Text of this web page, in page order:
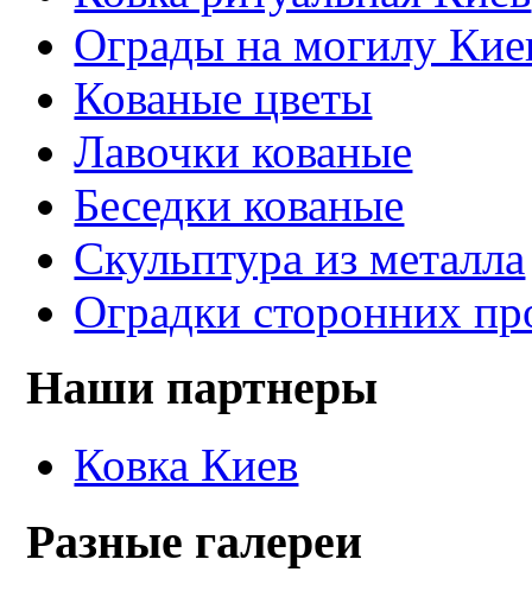
Ограды на могилу
Кованые цветы
Лавочки кованые
Беседки кованые
Скульптура из металла
Оградки сторонних
Наши партнеры
Ковка Киев
Разные галереи